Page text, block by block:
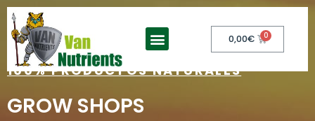
0,00€
100% PRODUCTOS NATURALES
GROW SHOPS